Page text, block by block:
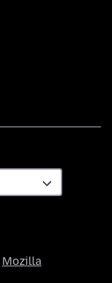
Mozilla